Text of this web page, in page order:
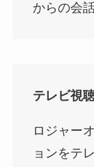
からの会
テレビ視
ロジャー
ョンをテ